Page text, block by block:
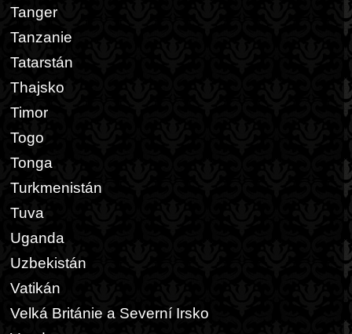
Tanger
Tanzanie
Tatarstán
Thajsko
Timor
Togo
Tonga
Turkmenistán
Tuva
Uganda
Uzbekistán
Vatikán
Velká Británie a Severní Irsko